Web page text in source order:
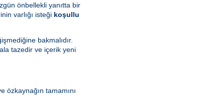
önbellekli yanıtta bir
varlığı isteği koşullu
bakmalıdır.
tazedir ve içerik yeni
özkaynağın tamamını